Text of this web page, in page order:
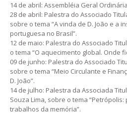
14 de abril: Assembléia Geral
28 de abril: Palestra do Associado
sobre o tema “A vinda de D. João e a
portuguesa no Brasil”.
12 de maio: Palestra do Associado
o tema “O aquecimento global. Onde
09 de junho: Palestra do Associado
sobre o tema “Meio Circulante e
D. João”.
14 de julho: Palestra da Associada
Souza Lima, sobre o tema
trabalhos da memória”.